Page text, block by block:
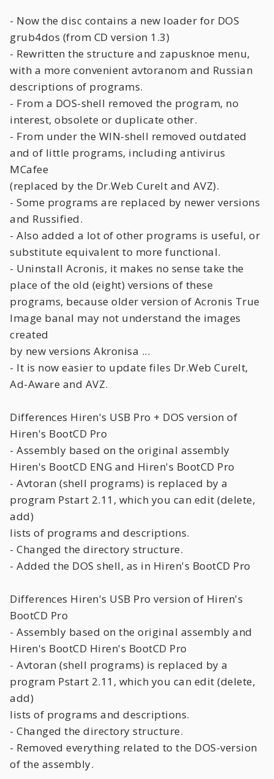
- Now the disc contains a new loader for DOS
grub4dos (from CD version 1.3)
- Rewritten the structure and zapusknoe menu,
with a more convenient avtoranom and Russian
descriptions of programs.
- From a DOS-shell removed the program, no
interest, obsolete or duplicate other.
- From under the WIN-shell removed outdated
and of little programs, including antivirus
MCafee
(replaced by the Dr.Web CureIt and AVZ).
- Some programs are replaced by newer versions
and Russified.
- Also added a lot of other programs is useful, or
substitute equivalent to more functional.
- Uninstall Acronis, it makes no sense take the
place of the old (eight) versions of these
programs, because older version of Acronis True
Image banal may not understand the images
created
by new versions Akronisa ...
- It is now easier to update files Dr.Web CureIt,
Ad-Aware and AVZ.
Differences Hiren's USB Pro + DOS version of
Hiren's BootCD Pro
- Assembly based on the original assembly
Hiren's BootCD ENG and Hiren's BootCD Pro
- Avtoran (shell programs) is replaced by a
program Pstart 2.11, which you can edit (delete,
add)
lists of programs and descriptions.
- Changed the directory structure.
- Added the DOS shell, as in Hiren's BootCD Pro
Differences Hiren's USB Pro version of Hiren's
BootCD Pro
- Assembly based on the original assembly and
Hiren's BootCD Hiren's BootCD Pro
- Avtoran (shell programs) is replaced by a
program Pstart 2.11, which you can edit (delete,
add)
lists of programs and descriptions.
- Changed the directory structure.
- Removed everything related to the DOS-version
of the assembly.